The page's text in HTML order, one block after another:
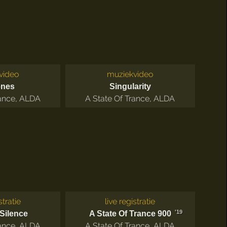
, ALDA
muziekvideo
Singularity
A State Of Trance,ALDA
live registratie
A State Of Trance 900 '19